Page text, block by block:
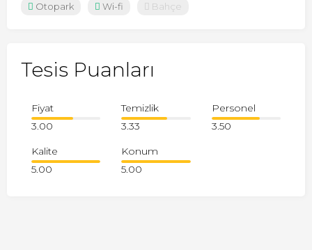
Otopark Wi-fi Bahçe
Tesis Puanları
Fiyat
3.00
Temizlik
3.33
Personel
3.50
Kalite
5.00
Konum
5.00